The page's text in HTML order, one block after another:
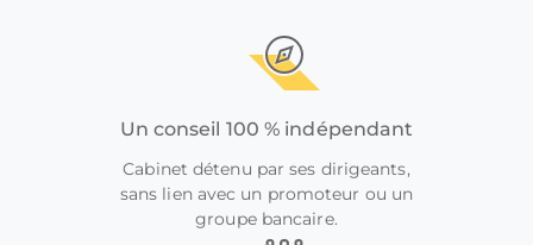
Un conseil 100 % indépendant
Cabinet détenu par ses dirigeants,
sans lien avec un promoteur ou un
groupe bancaire.